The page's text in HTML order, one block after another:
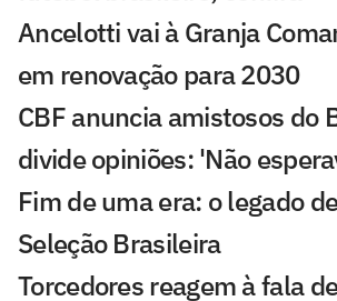
Ancelotti vai à Granja
em renovação para 2030
CBF anuncia amistosos do
divide opiniões: 'Não
Fim de uma era: o legado
Seleção Brasileira
Torcedores reagem à fala